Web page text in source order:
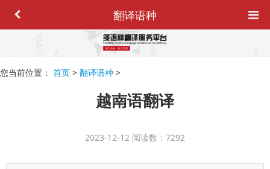
翻译语种
您当前位置： 首页 > 翻译语种 >
越南语翻译
2023-12-12 阅读数：7292